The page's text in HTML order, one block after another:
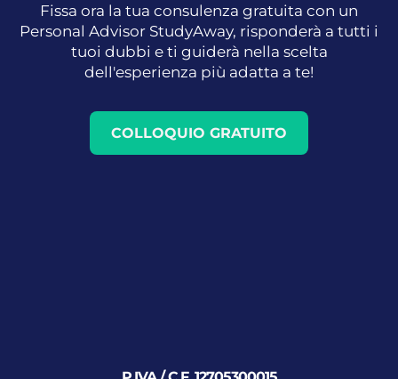
Fissa ora la tua consulenza gratuita con un
Personal Advisor StudyAway, risponderà a tutti i
tuoi dubbi e ti guiderà nella scelta
dell'esperienza più adatta a te!
COLLOQUIO GRATUITO